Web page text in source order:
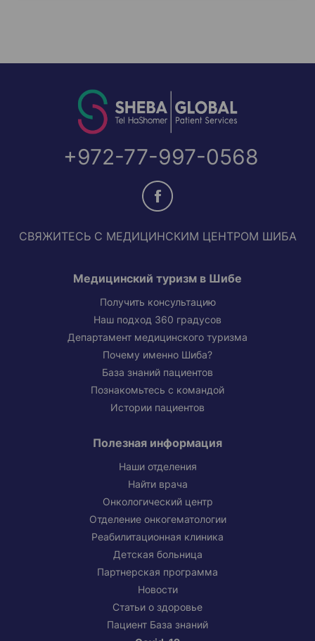
+972-77-997-0568
СВЯЖИТЕСЬ С МЕДИЦИНСКИМ ЦЕНТРОМ ШИБА
Медицинский туризм в Шибе
Получить консультацию
Наш подход 360 градусов
Департамент медицинского туризма
Почему именно Шиба?
База знаний пациентов
Познакомьтесь с командой
Истории пациентов
Полезная информация
Наши отделения
Найти врача
Онкологический центр
Отделение онкогематологии
Реабилитационная клиника
Детская больница
Партнерская программа
Новости
Статьи о здоровье
Пациент База знаний